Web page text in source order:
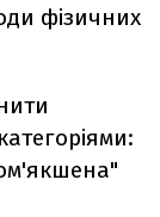
фізичних